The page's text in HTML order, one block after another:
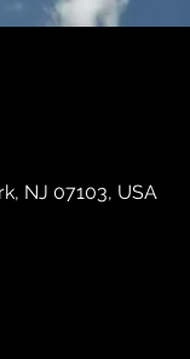
NJ 07103, USA